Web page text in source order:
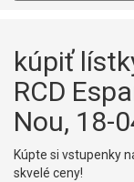
kúpiť
RCD
Nou, 18-
Kúpte si vstupenky
skvelé ceny!